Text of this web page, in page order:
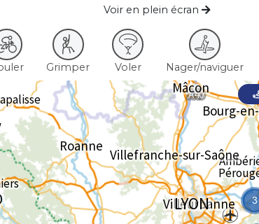
Voir en plein écran
Grimper Voler Nager/naviguer